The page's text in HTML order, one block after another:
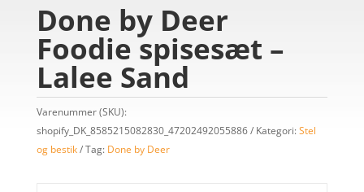
Done by Deer
Foodie spisesæt –
Lalee Sand
Varenummer (SKU):
shopify_DK_8585215082830_47202492055886
Kategori:Stel
og bestik
Tag: Done by Deer